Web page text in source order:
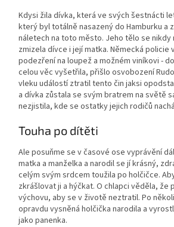
Kdysi žila dívka, která ve svých šestnácti
který byl totálně nasazený do Hamburku a
náletech na toto město. Jeho tělo se nikdy
zmizela dívce i její matka. Německá policie
podezření na loupež a možném viníkovi -
celou věc vyšetřila, přišlo osvobození
vleku událostí ztratil tento čin jaksi
a dívka zůstala se svým bratrem na světě
nezjistila, kde se ostatky jejich rodičů
Touha po dítěti
Ale posuňme se v časové ose vyprávění
matka a manželka a narodil se jí krásný,
celým svým srdcem toužila po holčičce.
zkrášlovat ji a hýčkat. O chlapci věděla, že
výchovu, aby se v životě neztratil. Po
opravdu vysněná holčička narodila a
jako panenka.